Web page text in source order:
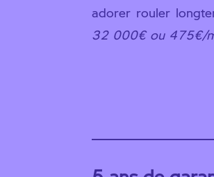
adorer rouler
32 000€ ou 475€/